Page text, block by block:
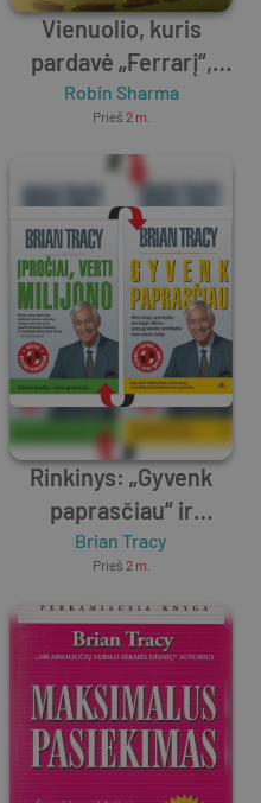
Vienuolio, kuris
pardavė „Ferrarį“,
lyderiavimo išmintis
Robin Sharma
Prieš 2 m.
Rinkinys: „Gyvenk
paprasčiau“ ir
„Įpročiai, verti
milijono“
Brian Tracy
Prieš 2 m.